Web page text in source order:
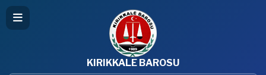
KIRIKKALE BAROSU